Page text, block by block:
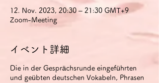
12. Nov. 2023, 20:30 – 21:30 GMT+9
Zoom-Meeting
イベント詳細
Die in der Gesprächsrunde eingeführten
und geübten deutschen Vokabeln, Phrasen